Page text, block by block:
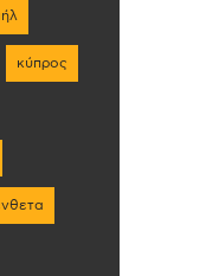
κύπρος